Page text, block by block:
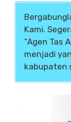
Kami.
“Agen Tas
menjadi
kabupaten